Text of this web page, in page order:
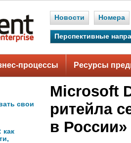
Новости Номера
Перспективные
процессы Ресурсы
свои
как
Microsoft
ритейла
в России»